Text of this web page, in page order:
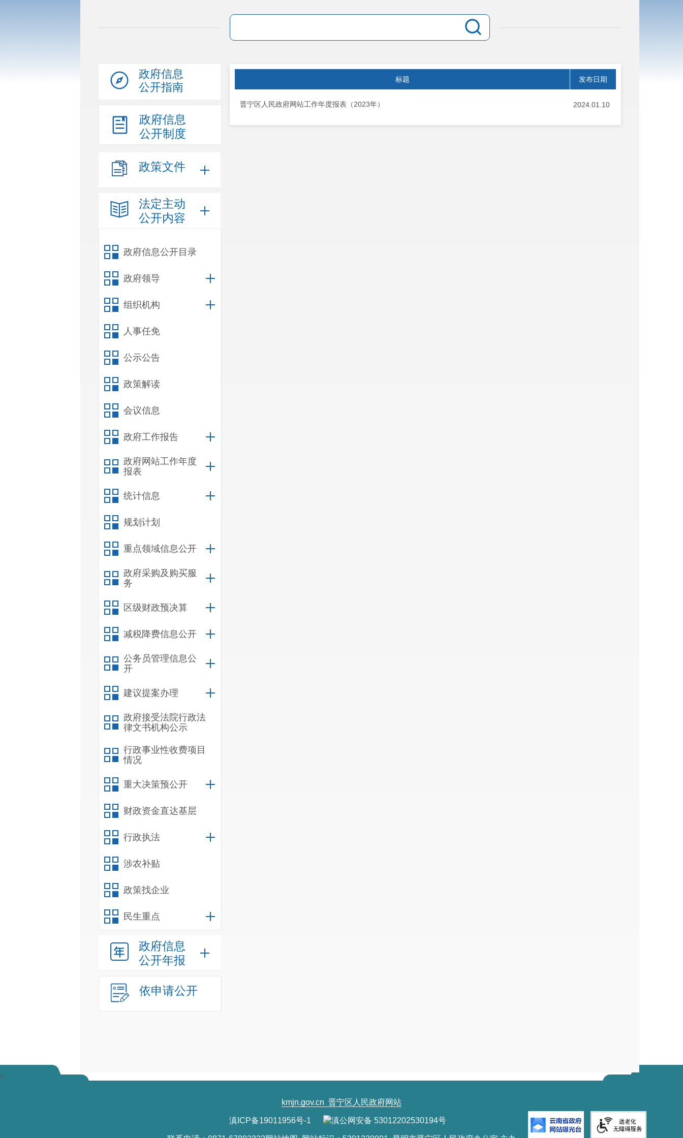
政府信息
公开指南
政府信息
公开制度
政策文件
法定主动
公开内容
政府信息公开目录
政府领导
组织机构
人事任免
公示公告
政策解读
会议信息
政府工作报告
政府网站工作年度
报表
统计信息
规划计划
重点领域信息公开
政府采购及购买服
务
区级财政预决算
减税降费信息公开
公务员管理信息公
开
建议提案办理
政府接受法院行政法
律文书机构公示
行政事业性收费项目
情况
重大决策预公开
财政资金直达基层
行政执法
涉农补贴
政策找企业
民生重点
政府信息
公开年报
依申请公开
标题 发布日期
晋宁区人民政府网站工作年度报表（2023年） 2024.01.10
>
kmjn.gov.cn 晋宁区人民政府网站
滇ICP备19011956号-1 滇公网安备 53012202530194号